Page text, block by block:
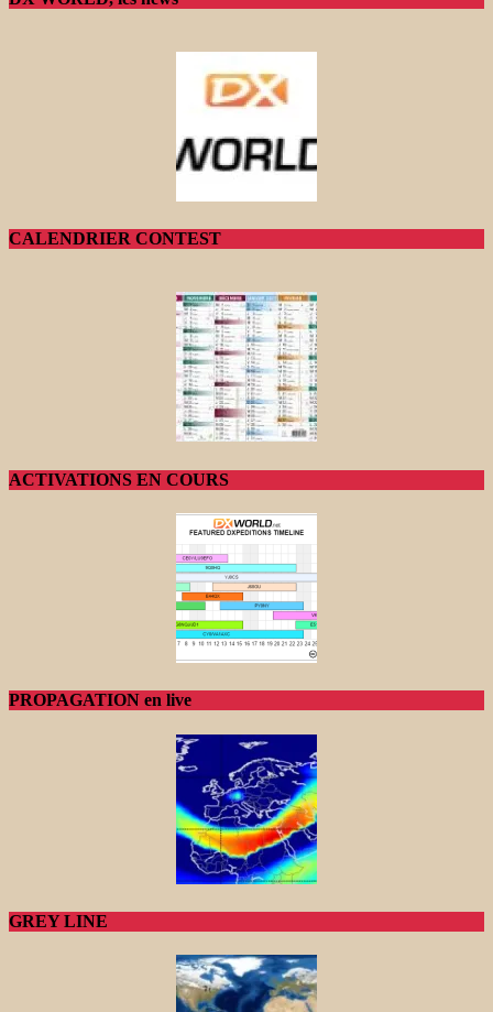
CALENDRIER CONTEST
ACTIVATIONS EN COURS
PROPAGATION en live
GREY LINE